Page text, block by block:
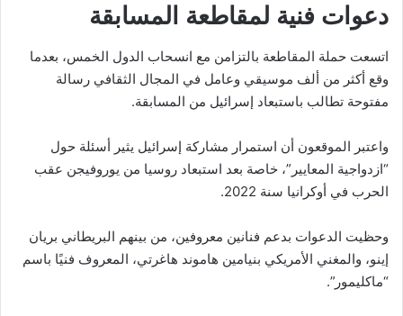
دعوات فنية لمقاطعة المسابقة
اتسعت حملة المقاطعة بالتزامن مع انسحاب الدول الخمس، بعدما
وقع أكثر من ألف موسيقي وعامل في المجال الثقافي رسالة
مفتوحة تطالب باستبعاد إسرائيل من المسابقة.
واعتبر الموقعون أن استمرار مشاركة إسرائيل يثير أسئلة حول
“ازدواجية المعايير”، خاصة بعد استبعاد روسيا من يوروفيجن عقب
الحرب في أوكرانيا سنة 2022.
وحظيت الدعوات بدعم فنانين معروفين، من بينهم البريطاني بريان
إينو، والمغني الأمريكي بنيامين هاموند هاغرتي، المعروف فنيًا باسم
“ماكليمور”.